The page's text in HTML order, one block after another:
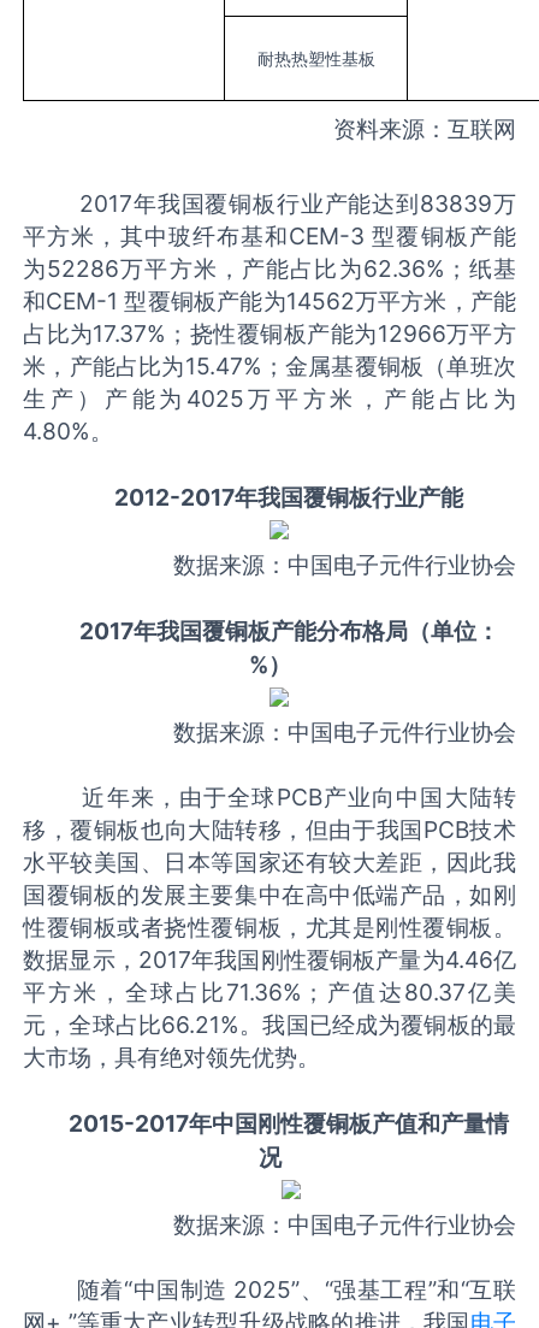
耐热热塑性基板
资料来源：互联网
2017年我国覆铜板行业产能达到83839万
平方米，其中玻纤布基和CEM-3 型覆铜板产能
为52286万平方米，产能占比为62.36%；纸基
和CEM-1 型覆铜板产能为14562万平方米，产能
占比为17.37%；挠性覆铜板产能为12966万平方
米，产能占比为15.47%；金属基覆铜板（单班次
生产）产能为4025万平方米，产能占比为
4.80%。
2012-2017年我国覆铜板行业产能
数据来源：中国电子元件行业协会
2017年我国覆铜板产能分布格局（单位：
%）
数据来源：中国电子元件行业协会
近年来，由于全球PCB产业向中国大陆转
移，覆铜板也向大陆转移，但由于我国PCB技术
水平较美国、日本等国家还有较大差距，因此我
国覆铜板的发展主要集中在高中低端产品，如刚
性覆铜板或者挠性覆铜板，尤其是刚性覆铜板。
数据显示，2017年我国刚性覆铜板产量为4.46亿
平方米，全球占比71.36%；产值达80.37亿美
元，全球占比66.21%。我国已经成为覆铜板的最
大市场，具有绝对领先优势。
2015-2017年中国刚性覆铜板产值和产量情
况
数据来源：中国电子元件行业协会
随着“中国制造 2025”、“强基工程”和“互联